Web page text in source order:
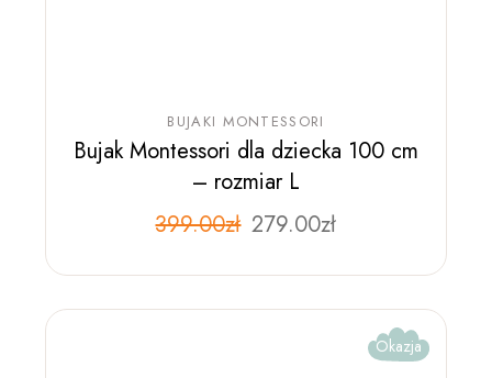
BUJAKI MONTESSORI
Bujak Montessori dla dziecka 100 cm
– rozmiar L
399.00zł 279.00zł
Okazja